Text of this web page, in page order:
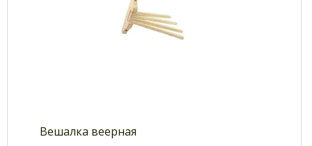
Вешалка веерная